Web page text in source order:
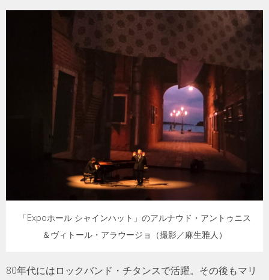
「Expoホール シャインハット」のアルナウド・アントゥニス
＆ヴィトール・アラウージョ（撮影／麻生雅人）
80年代にはロックバンド・チタンスで活躍。その後もマリ